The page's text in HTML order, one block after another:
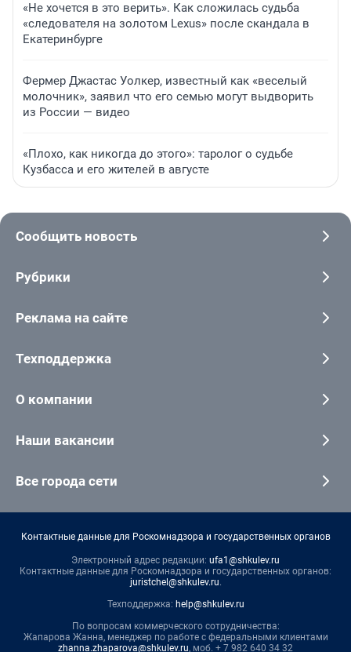
«Не хочется в это верить». Как сложилась судьба
«следователя на золотом Lexus» после скандала в
Екатеринбурге
Фермер Джастас Уолкер, известный как «веселый
молочник», заявил что его семью могут выдворить
из России — видео
«Плохо, как никогда до этого»: таролог о судьбе
Кузбасса и его жителей в августе
Сообщить новость
Рубрики
Реклама на сайте
Техподдержка
О компании
Наши вакансии
Все города сети
Контактные данные для Роскомнадзора и государственных органов
Электронный адрес редакции: ufa1@shkulev.ru
Контактные данные для Роскомнадзора и государственных органов:
juristchel@shkulev.ru.
Техподдержка: help@shkulev.ru
По вопросам коммерческого сотрудничества:
Жапарова Жанна, менеджер по работе с федеральными клиентами
zhanna.zhaparova@shkulev.ru, моб. + 7 982 640 34 32